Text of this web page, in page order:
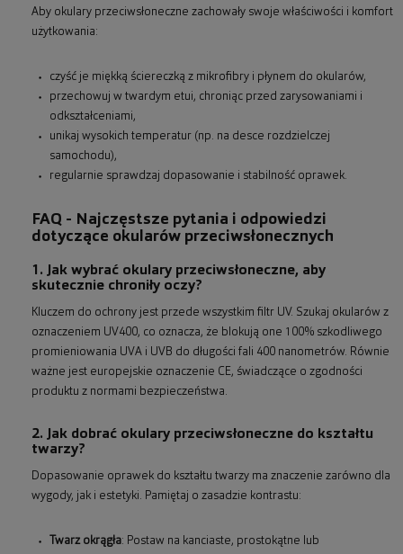
Aby okulary przeciwsłoneczne zachowały swoje właściwości i komfort
użytkowania:
czyść je miękką ściereczką z mikrofibry i płynem do okularów,
przechowuj w twardym etui, chroniąc przed zarysowaniami i
odkształceniami,
unikaj wysokich temperatur (np. na desce rozdzielczej
samochodu),
regularnie sprawdzaj dopasowanie i stabilność oprawek.
FAQ - Najczęstsze pytania i odpowiedzi
dotyczące okularów przeciwsłonecznych
1. Jak wybrać okulary przeciwsłoneczne, aby
skutecznie chroniły oczy?
Kluczem do ochrony jest przede wszystkim filtr UV. Szukaj okularów z
oznaczeniem UV400, co oznacza, że blokują one 100% szkodliwego
promieniowania UVA i UVB do długości fali 400 nanometrów. Równie
ważne jest europejskie oznaczenie CE, świadczące o zgodności
produktu z normami bezpieczeństwa.
2. Jak dobrać okulary przeciwsłoneczne do kształtu
twarzy?
Dopasowanie oprawek do kształtu twarzy ma znaczenie zarówno dla
wygody, jak i estetyki. Pamiętaj o zasadzie kontrastu:
Twarz okrągła: Postaw na kanciaste, prostokątne lub